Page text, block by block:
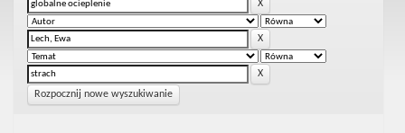
Rozpocznij nowe wyszukiwanie